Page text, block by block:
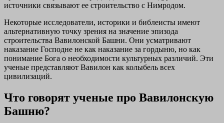
источники связывают ее строительство с Нимродом.
Некоторые исследователи, историки и библеисты имеют
альтернативную точку зрения на значение эпизода
строительства Вавилонской Башни. Они усматривают
наказание Господне не как наказание за гордыню, но как
понимание Бога о необходимости культурных различий. Эти
ученые представляют Вавилон как колыбель всех
цивилизаций.
Что говорят ученые про Вавилонскую
Башню?